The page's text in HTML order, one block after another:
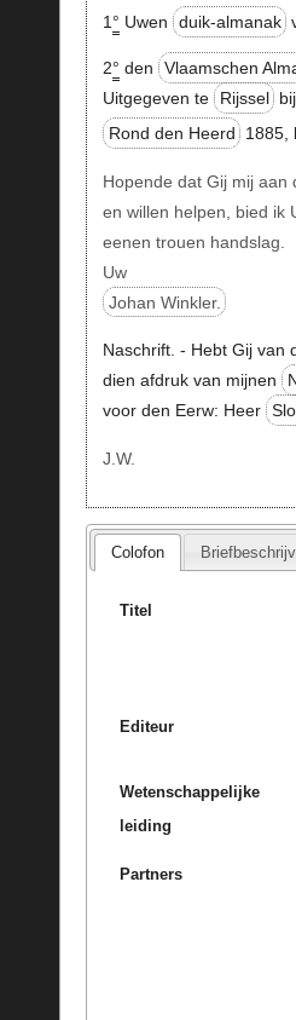
1 ° Uwen duik-almanak
2° den Vlaamschen
Uitgegeven te
Rijssel
Rond den Heerd
1885,
Hopende dat Gij mij aan
en willen helpen, bied ik
eenen trouen handslag.
Uw
Johan Winkler.
Naschrift. - Hebt Gij van
dien afdruk van mijnen
voor den Eerw: Heer
J.W.
Colofon
Titel
Editeur
Wetenschappelijke
leiding
Partners